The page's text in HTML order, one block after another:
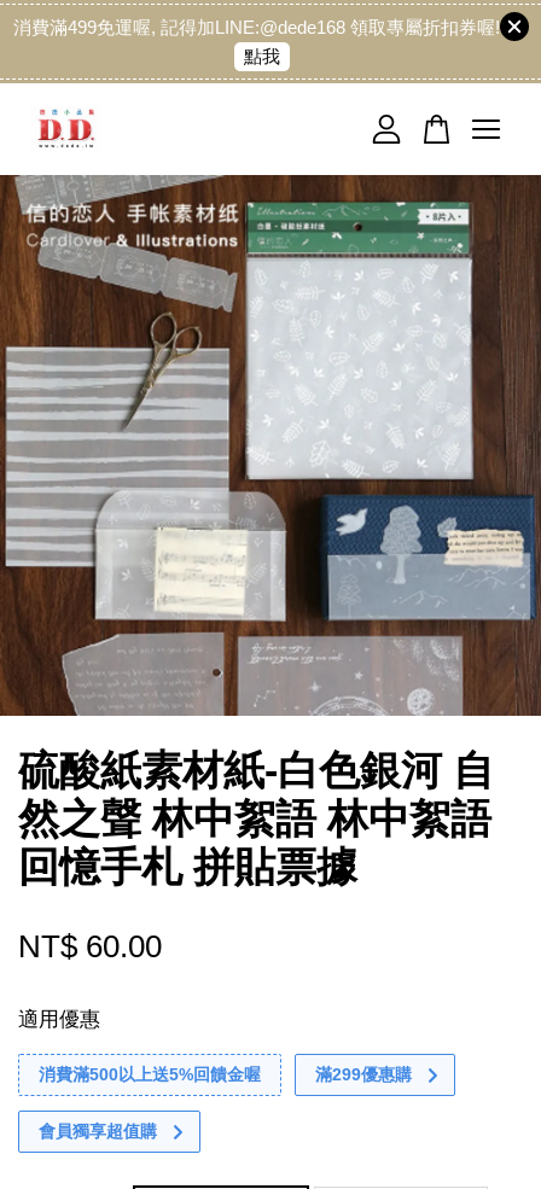
消費滿499免運喔, 記得加LINE:@dede168 領取專屬折扣券喔!
點我
硫酸紙素材紙-白色銀河 自
然之聲 林中絮語 林中絮語
回憶手札 拼貼票據
NT$ 60.00
適用優惠
消費滿500以上送5%回饋金喔 滿299優惠購
會員獨享超值購
您的購物車目前還是空的。